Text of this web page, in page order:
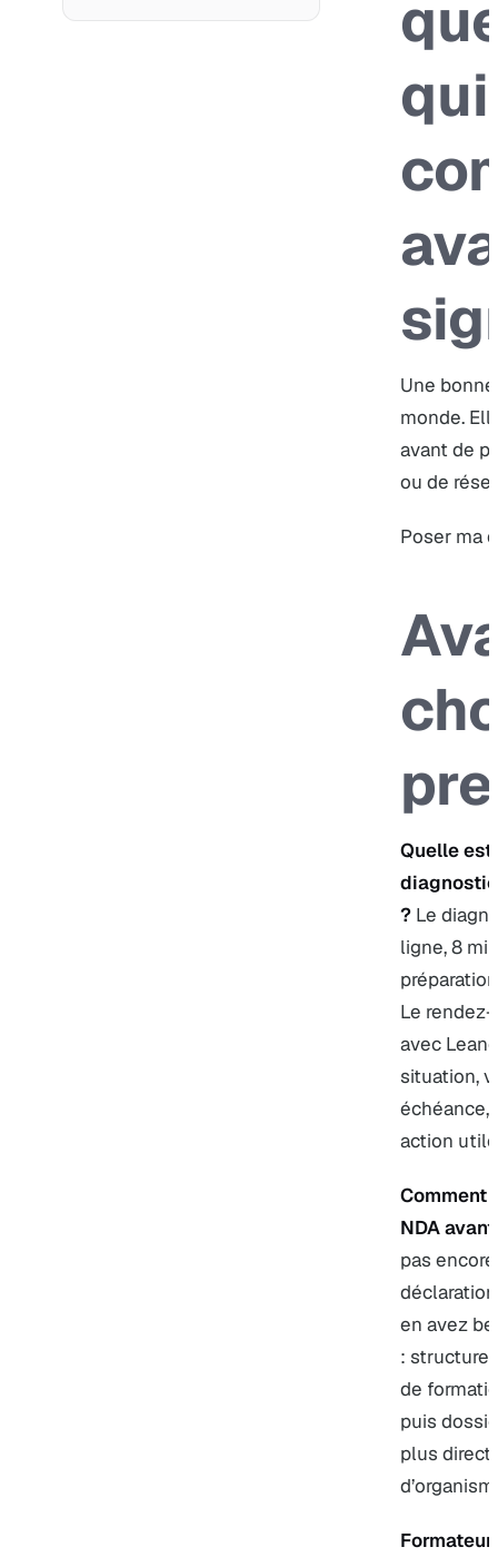
qui
Une
monde.
avant de
ou de
Poser ma
Quelle
? Le
ligne, 8
Le
avec
situation,
échéance,
action
Comment
NDA
pas
en avez
: structure
de
puis
plus